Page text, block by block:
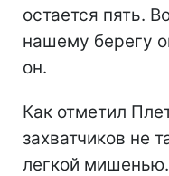
остается пять.
нашему берегу
он.
Как отметил
захватчиков не
легкой мишенью.